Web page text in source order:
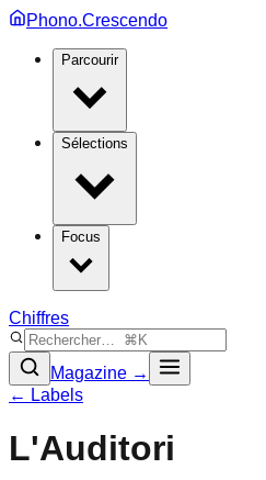
Phono.Crescendo
Parcourir
Sélections
Focus
Chiffres
Magazine →
← Labels
L'Auditori